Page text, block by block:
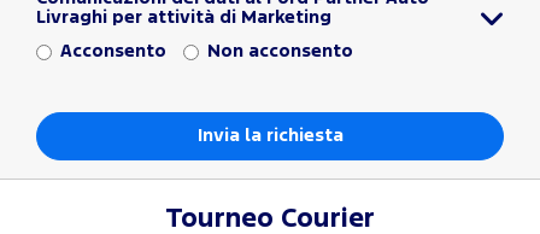
Livraghi per attività di Marketing
Acconsento Non acconsento
Tourneo Courier